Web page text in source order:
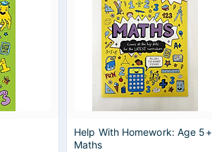
Help With Homework: Age 5+
Maths